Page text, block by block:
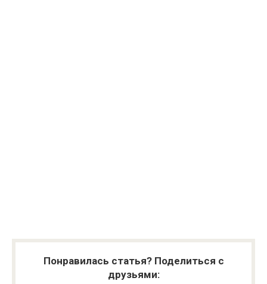
Понравилась статья? Поделиться с
друзьями: